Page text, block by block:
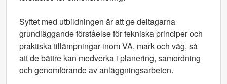
Syftet med utbildningen är att ge deltagarna
grundläggande förståelse för tekniska principer och
praktiska tillämpningar inom VA, mark och väg, så
att de bättre kan medverka i planering, samordning
och genomförande av anläggningsarbeten.